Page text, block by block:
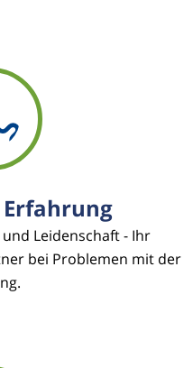
Leidenschaft - Ihr
bei Problemen mit der